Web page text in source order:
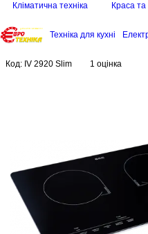
Кліматична техніка Краса
Техніка для кухні
Код: IV 2920 Slim 1 оцінка